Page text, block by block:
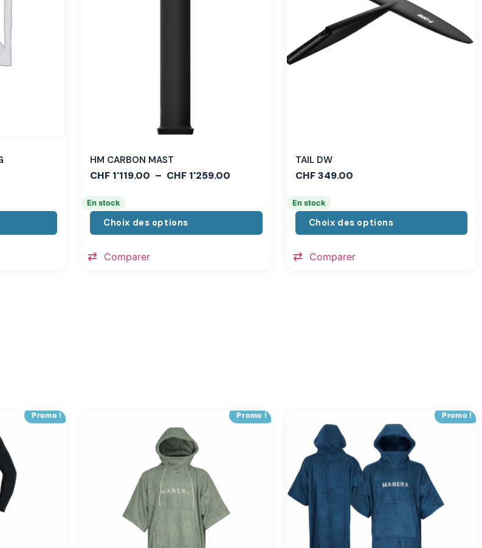
HM CARBON MAST
CHF 1'119.00 – CHF 1'259.00
En stock
Choix des options
Comparer
TAIL DW
CHF349.00
En stock
Choix des options
Comparer
Promo ! Promo ! Promo !